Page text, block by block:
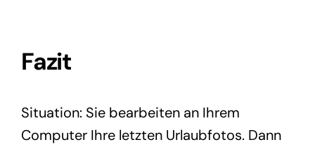
Fazit
Situation: Sie bearbeiten an Ihrem
Computer Ihre letzten Urlaubfotos. Dann